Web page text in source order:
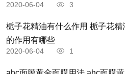
2020-06-04 3
栀子花精油有什么作用 栀子花精油
的作用有哪些
2020-06-04 1